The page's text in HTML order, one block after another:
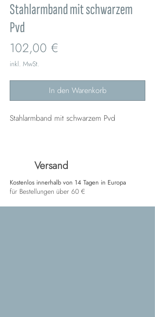
Stahlarmband mit schwarzem
Pvd
102,00 €
inkl. MwSt.
In den Warenkorb
Stahlarmband mit schwarzem Pvd
Versand
Kostenlos innerhalb von 14 Tagen in Europa
für Bestellungen über 60 €